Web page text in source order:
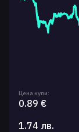
Цена купи:
0.89 €
1.74 лв.